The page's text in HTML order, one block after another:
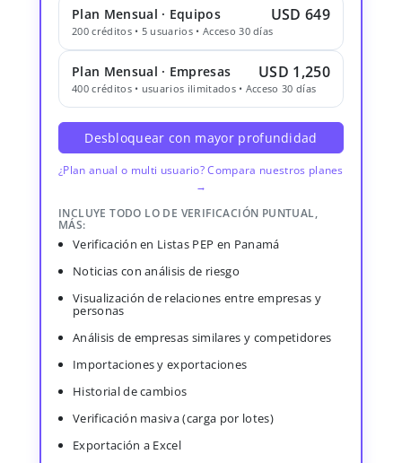
Plan Mensual · Equipos USD 649
200 créditos • 5 usuarios • Acceso 30 días
Plan Mensual · Empresas USD 1,250
400 créditos • usuarios ilimitados • Acceso 30 días
Desbloquear con mayor profundidad
¿Plan anual o multi usuario? Compara nuestros planes
→
INCLUYE TODO LO DE VERIFICACIÓN PUNTUAL,
MÁS:
Verificación en Listas PEP en Panamá
Noticias con análisis de riesgo
Visualización de relaciones entre empresas y
personas
Análisis de empresas similares y competidores
Importaciones y exportaciones
Historial de cambios
Verificación masiva (carga por lotes)
Exportación a Excel